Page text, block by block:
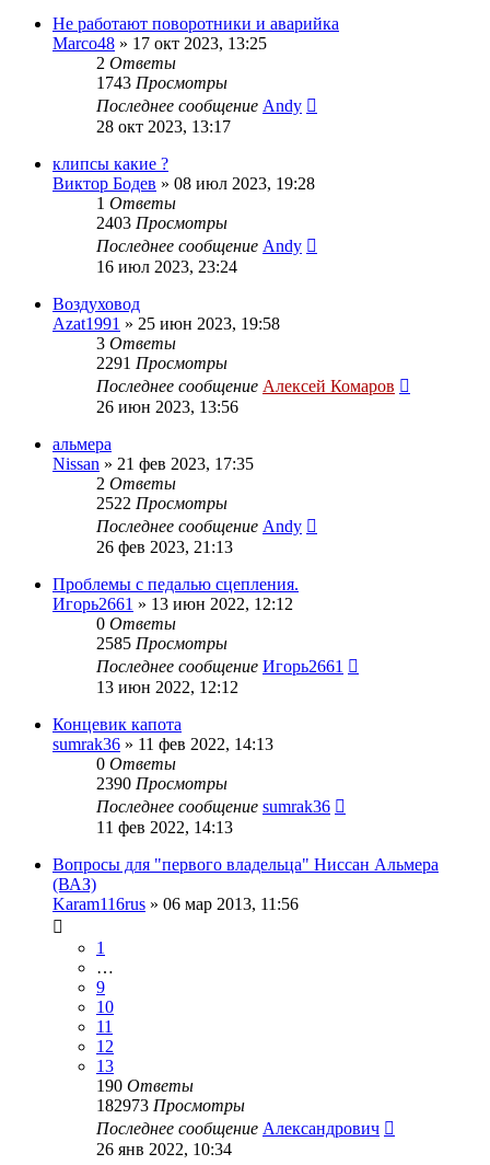
Не работают поворотники и аварийка
Marco48 » 17 окт 2023, 13:25
2 Ответы
1743 Просмотры
Последнее сообщение Andy
28 окт 2023, 13:17
клипсы какие ?
Виктор Бодев » 08 июл 2023, 19:28
1 Ответы
2403 Просмотры
Последнее сообщение Andy
16 июл 2023, 23:24
Воздуховод
Azat1991 » 25 июн 2023, 19:58
3 Ответы
2291 Просмотры
Последнее сообщение Алексей Комаров
26 июн 2023, 13:56
альмера
Nissan » 21 фев 2023, 17:35
2 Ответы
2522 Просмотры
Последнее сообщение Andy
26 фев 2023, 21:13
Проблемы с педалью сцепления.
Игорь2661 » 13 июн 2022, 12:12
0 Ответы
2585 Просмотры
Последнее сообщение Игорь2661
13 июн 2022, 12:12
Концевик капота
sumrak36 » 11 фев 2022, 14:13
0 Ответы
2390 Просмотры
Последнее сообщение sumrak36
11 фев 2022, 14:13
Вопросы для "первого владельца" Ниссан Альмера
(ВАЗ)
Karam116rus » 06 мар 2013, 11:56
1
…
9
10
11
12
13
190 Ответы
182973 Просмотры
Последнее сообщение Александрович
26 янв 2022, 10:34